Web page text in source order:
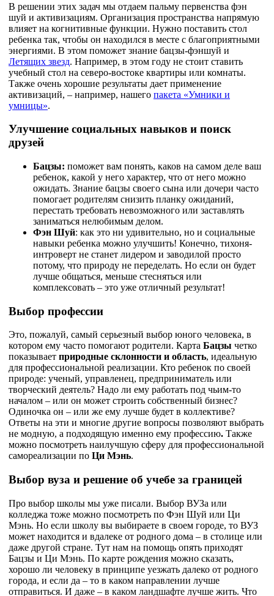
В решении этих задач мы отдаем пальму первенства фэн
шуй и активизациям. Организация пространства напрямую
влияет на когнитивные функции. Нужно поставить стол
ребенка так, чтобы он находился в месте с благоприятными
энергиями. В этом поможет знание бацзы-фэншуй и
Летящих звезд. Например, в этом году не стоит ставить
учебный стол на северо-востоке квартиры или комнаты.
Также очень хорошие результаты дает применение
активизаций, – например, нашего пакета «Умники и
умницы».
Улучшение социальных навыков и поиск
друзей
Бацзы: поможет вам понять, каков на самом деле ваш
ребенок, какой у него характер, что от него можно
ожидать. Знание бацзы своего сына или дочери часто
помогает родителям снизить планку ожиданий,
перестать требовать невозможного или заставлять
заниматься нелюбимым делом.
Фэн Шуй: как это ни удивительно, но и социальные
навыки ребенка можно улучшить! Конечно, тихоня-
интроверт не станет лидером и заводилой просто
потому, что природу не переделать. Но если он будет
лучше общаться, меньше стесняться или
комплексовать – это уже отличный результат!
Выбор профессии
Это, пожалуй, самый серьезный выбор юного человека, в
котором ему часто помогают родители. Карта Бацзы четко
показывает природные склонности и область, идеальную
для профессиональной реализации. Кто ребенок по своей
природе: ученый, управленец, предприниматель или
творческий деятель? Надо ли ему работать под чьим-то
началом – или он может строить собственный бизнес?
Одиночка он – или же ему лучше будет в коллективе?
Ответы на эти и многие другие вопросы позволяют выбрать
не модную, а подходящую именно ему профессию. Также
можно посмотреть наилучшую сферу для профессиональной
самореализации по Ци Мэнь.
Выбор вуза и решение об учебе за границей
Про выбор школы мы уже писали. Выбор ВУЗа или
колледжа тоже можно посмотреть по Фэн Шуй или Ци
Мэнь. Но если школу вы выбираете в своем городе, то ВУЗ
может находится и вдалеке от родного дома – в столице или
даже другой стране. Тут нам на помощь опять приходят
Бацзы и Ци Мэнь. По карте рождения можно сказать,
хорошо ли человеку в принципе уезжать далеко от родного
города, и если да – то в каком направлении лучше
отправиться. И даже – в каком ландшафте лучше жить. Что